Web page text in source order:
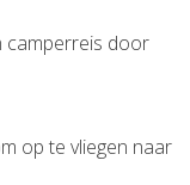
camperreis door
op te vliegen naar